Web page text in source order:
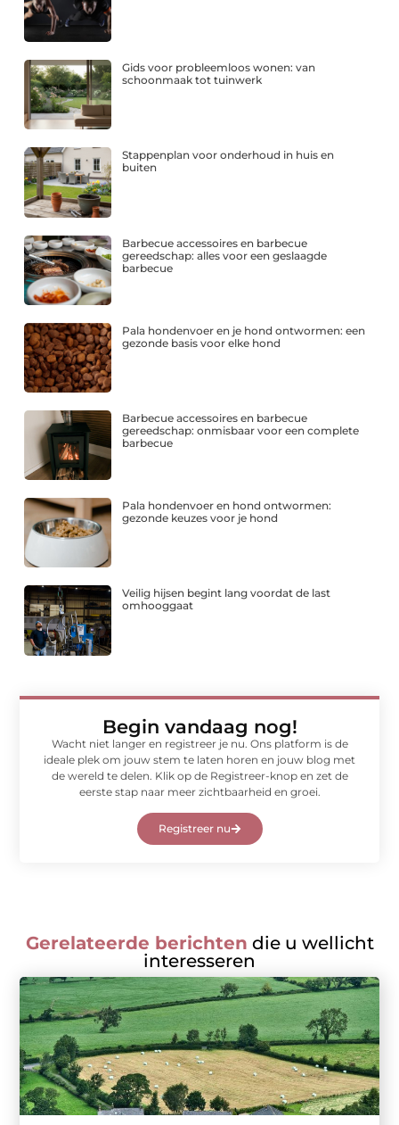
Gids voor probleemloos wonen: van
schoonmaak tot tuinwerk
Stappenplan voor onderhoud in huis en
buiten
Barbecue accessoires en barbecue
gereedschap: alles voor een geslaagde
barbecue
Pala hondenvoer en je hond ontwormen: een
gezonde basis voor elke hond
Barbecue accessoires en barbecue
gereedschap: onmisbaar voor een complete
barbecue
Pala hondenvoer en hond ontwormen:
gezonde keuzes voor je hond
Veilig hijsen begint lang voordat de last
omhooggaat
Begin vandaag nog!
Wacht niet langer en registreer je nu. Ons platform is de
ideale plek om jouw stem te laten horen en jouw blog met
de wereld te delen. Klik op de Registreer-knop en zet de
eerste stap naar meer zichtbaarheid en groei.
Registreer nu
Gerelateerde berichten die u wellicht
interesseren